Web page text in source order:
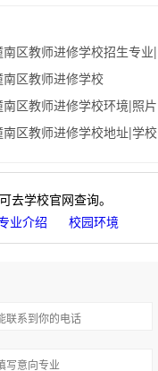
教师进修学校招生专业|专业代码
区教师进修学校
区教师进修学校环境|照片
区教师进修学校地址|学校位置
去学校官网查询。
业介绍 校园环境